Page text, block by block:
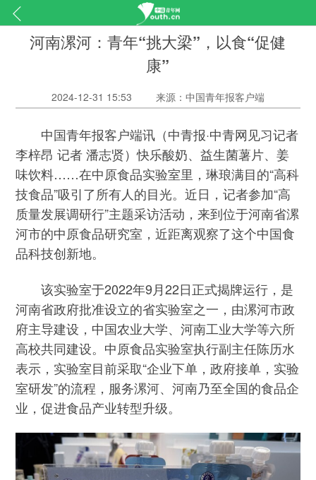
河南漯河：青年“挑大梁”，以食“促健
康”
2024-12-31 15:53 来源：中国青年报客户端
中国青年报客户端讯（中青报·中青网见习记者
李梓昂 记者 潘志贤）快乐酸奶、益生菌薯片、姜
味饮料……在中原食品实验室里，琳琅满目的“高科
技食品”吸引了所有人的目光。近日，记者参加“高
质量发展调研行”主题采访活动，来到位于河南省漯
河市的中原食品研究室，近距离观察了这个中国食
品科技创新地。
该实验室于2022年9月22日正式揭牌运行，是
河南省政府批准设立的省实验室之一，由漯河市政
府主导建设，中国农业大学、河南工业大学等六所
高校共同建设。中原食品实验室执行副主任陈历水
表示，实验室目前采取“企业下单，政府接单，实验
室研发”的流程，服务漯河、河南乃至全国的食品企
业，促进食品产业转型升级。